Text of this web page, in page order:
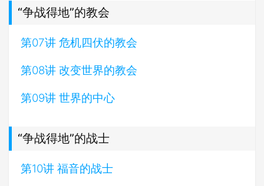
“争战得地”的教会
第07讲 危机四伏的教会
第08讲 改变世界的教会
第09讲 世界的中心
“争战得地”的战士
第10讲 福音的战士